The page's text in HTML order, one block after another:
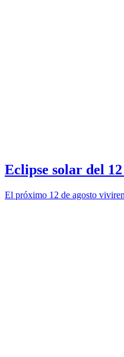
Eclipse solar del
El próximo 12 de agosto